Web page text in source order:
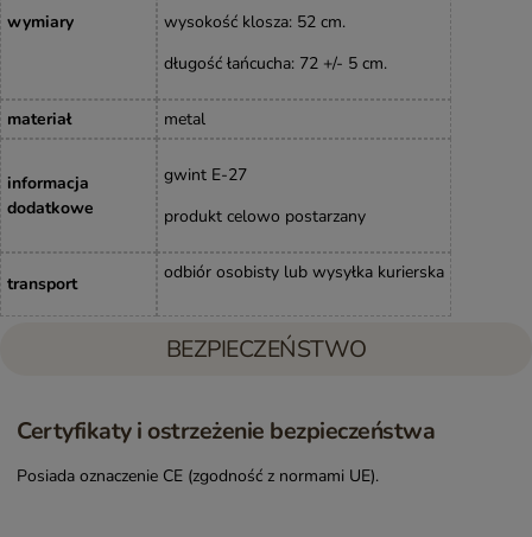
wymiary
wysokość klosza: 52 cm.
długość łańcucha: 72 +/- 5 cm.
materiał metal
informacja
dodatkowe
gwint E-27
produkt celowo postarzany
transport
odbiór osobisty lub wysyłka kurierska
BEZPIECZEŃSTWO
Certyfikaty i ostrzeżenie bezpieczeństwa
Posiada oznaczenie CE (zgodność z normami UE).